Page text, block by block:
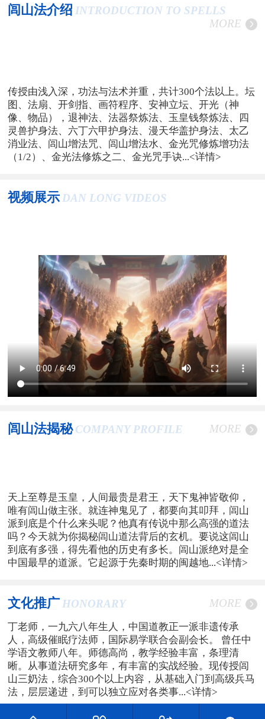
闾山法介绍 INTRODUCTION TO SPELLS
MORE
传授由浅入深，功法与法术并重，共计300个法以上。坛
图、法扇、开剑指、画符程序、安神立坛、开光（神
像、物品），退神法、法器祭炼法、玉皇钱祭炼法、四
灵兽护身法、六丁六甲护身法、漫天华盖护身法、太乙
消业法、闾山增法咒、闾山增法水、金光咒修炼增功法
（1/2）、金光法修炼之二、金光咒手诀...<详情>
视频展示 DAN LONG VIDEOS
闾山法揭秘 COMPANY PROFILE MORE
天上至尊是玉皇，人间最贵是君王，天下鬼神皆敬仰，
唯有闾山做主张。就连神鬼见了，都要向其叩拜，闾山
派到底是个什么来头呢？他真有传说中那么高强的道法
吗？今天就为你揭秘闾山道法背后的玄机。要说这闾山
到底有多强，得先看他的历史有多长。闾山派绝对是全
中国最早的道派。它起源于先秦时期的闽越地...<详情>
文化推广 HONORARY MORE
丁老师，一九六八年生人，中国道教正一派非遗传承
人，高级催眠疗法师，国际易学联合会副会长。 曾任中
学语文教师八年。师德高尚，教学经验丰富，条理清
晰。从事道法研究多年，有丰富的实战经验。现传授闾
山三奶法，综合300个以上内容，从基础入门到高级兵马
法，层层递进，到可以独立应对各类事...<详情>